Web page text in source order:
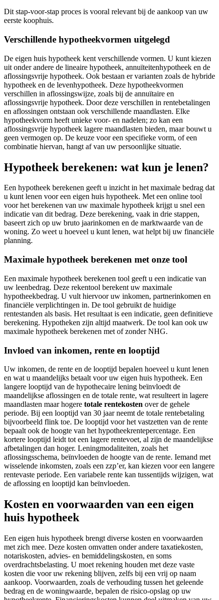
Dit stap-voor-stap proces is vooral relevant bij de aankoop van uw
eerste koophuis.
Verschillende hypotheekvormen uitgelegd
De eigen huis hypotheek kent verschillende vormen. U kunt kiezen
uit onder andere de lineaire hypotheek, annuïteitenhypotheek en de
aflossingsvrije hypotheek. Ook bestaan er varianten zoals de hybride
hypotheek en de levenhypotheek. Deze hypotheekvormen
verschillen in aflossingswijze, zoals bij de annuïtaire en
aflossingsvrije hypotheek. Door deze verschillen in rentebetalingen
en aflossingen ontstaan ook verschillende maandlasten. Elke
hypotheekvorm heeft unieke voor- en nadelen; zo kan een
aflossingsvrije hypotheek lagere maandlasten bieden, maar bouwt u
geen vermogen op. De keuze voor een specifieke vorm, of een
combinatie hiervan, hangt af van uw persoonlijke situatie.
Hypotheek berekenen: wat kun je lenen?
Een hypotheek berekenen geeft u inzicht in het maximale bedrag dat
u kunt lenen voor een eigen huis hypotheek. Met een online tool
voor het berekenen van uw maximale hypotheek krijgt u snel een
indicatie van dit bedrag. Deze berekening, vaak in drie stappen,
baseert zich op uw bruto jaarinkomen en de marktwaarde van de
woning. Zo weet u hoeveel u kunt lenen, wat helpt bij uw financiële
planning.
Maximale hypotheek berekenen met onze tool
Een maximale hypotheek berekenen tool geeft u een indicatie van
uw leenbedrag. Deze rekentool berekent uw maximale
hypotheekbedrag. U vult hiervoor uw inkomen, partnerinkomen en
financiële verplichtingen in. De tool gebruikt de huidige
rentestanden als basis. Het resultaat is een indicatie, geen definitieve
berekening. Hypotheken zijn altijd maatwerk. De tool kan ook uw
maximale hypotheek berekenen met of zonder NHG.
Invloed van inkomen, rente en looptijd
Uw inkomen, de rente en de looptijd bepalen hoeveel u kunt lenen
en wat u maandelijks betaalt voor uw eigen huis hypotheek. Een
langere looptijd van de hypothecaire lening beïnvloedt de
maandelijkse aflossingen en de totale rente, wat resulteert in lagere
maandlasten maar hogere totale rentekosten over de gehele
periode. Bij een looptijd van 30 jaar neemt de totale rentebetaling
bijvoorbeeld flink toe. De looptijd voor het vastzetten van de rente
bepaalt ook de hoogte van het hypotheekrentepercentage. Een
kortere looptijd leidt tot een lagere rentevoet, al zijn de maandelijkse
afbetalingen dan hoger. Leningmodaliteiten, zoals het
aflossingsschema, beïnvloeden de hoogte van de rente. Iemand met
wisselende inkomsten, zoals een zzp’er, kan kiezen voor een langere
rentevaste periode. Een variabele rente kan tussentijds wijzigen, wat
de aflossing en looptijd kan beïnvloeden.
Kosten en voorwaarden van een eigen
huis hypotheek
Een eigen huis hypotheek brengt diverse kosten en voorwaarden
met zich mee. Deze kosten omvatten onder andere taxatiekosten,
notariskosten, advies- en bemiddelingskosten, en soms
overdrachtsbelasting. U moet rekening houden met deze vaste
kosten die voor uw rekening blijven, zelfs bij een vrij op naam
aankoop. Voorwaarden, zoals de verhouding tussen het geleende
bedrag en de woningwaarde, bepalen de risico-opslag op uw